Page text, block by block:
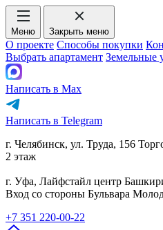
Меню Закрыть меню
О проекте Способы покупки
Выбрать апартамент Земельные
Написать в Max
Написать в Telegram
г. Челябинск, ул. Труда, 156
2 этаж
г. Уфа, Лайфстайл центр
Вход со стороны Бульвара
+7 351 220-00-22